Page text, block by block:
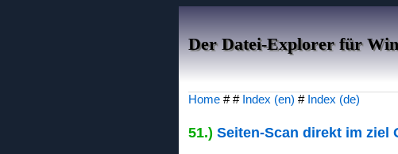
Der Datei-Explorer für
Home # # Index (en) # Index (de)
51.) Seiten-Scan direkt im ziel